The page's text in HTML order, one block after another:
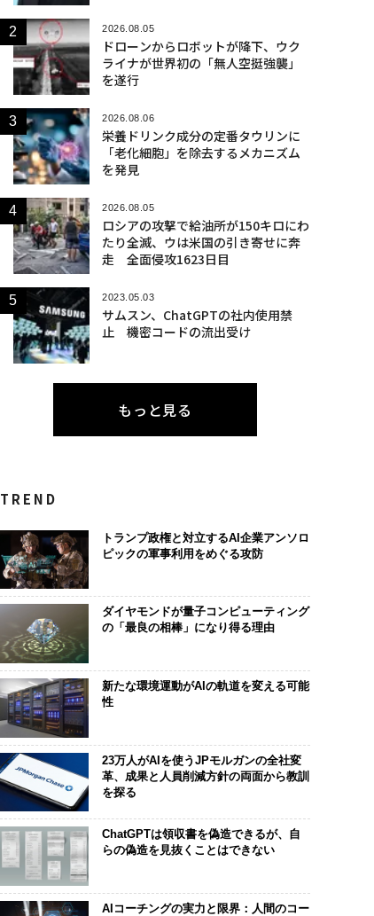
2026.08.05
ドローンからロボットが降下、ウク
ライナが世界初の「無人空挺強襲」
を遂行
2026.08.06
栄養ドリンク成分の定番タウリンに
「老化細胞」を除去するメカニズム
を発見
2026.08.05
ロシアの攻撃で給油所が150キロにわ
たり全滅、ウは米国の引き寄せに奔
走 全面侵攻1623日目
2023.05.03
サムスン、ChatGPTの社内使用禁
止 機密コードの流出受け
もっと見る
TREND
トランプ政権と対立するAI企業アンソロ
ピックの軍事利用をめぐる攻防
ダイヤモンドが量子コンピューティング
の「最良の相棒」になり得る理由
新たな環境運動がAIの軌道を変える可能
性
23万人がAIを使うJPモルガンの全社変
革、成果と人員削減方針の両面から教訓
を探る
ChatGPTは領収書を偽造できるが、自
らの偽造を見抜くことはできない
AIコーチングの実力と限界：人間のコー